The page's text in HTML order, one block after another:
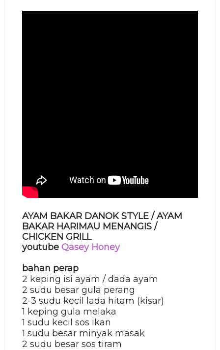
AYAM BAKAR DANOK STYLE / AYAM
BAKAR HARIMAU MENANGIS /
CHICKEN GRILL
youtube Qasey Honey
bahan perap
2 keping isi ayam / dada ayam
2 sudu besar gula perang
2-3 sudu kecil lada hitam (kisar)
1 keping gula melaka
1 sudu kecil sos ikan
1 sudu besar minyak masak
2 sudu besarsos tiram